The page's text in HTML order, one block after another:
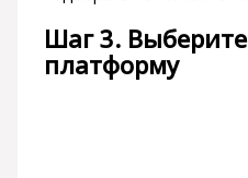
Шаг 3.
платформу